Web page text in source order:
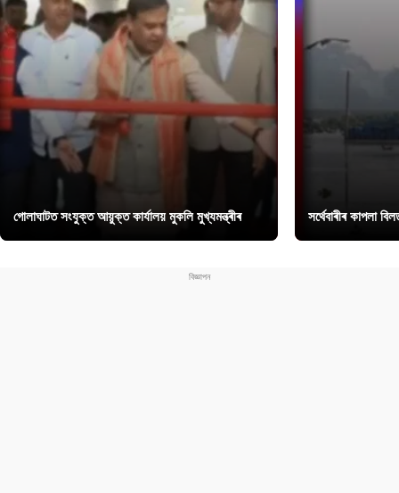
গোলাঘাটত সংযুক্ত আয়ুক্ত কাৰ্যালয় মুকলি মুখ্যমন্ত্ৰীৰ সৰ্থেবাৰীৰ কাপলা